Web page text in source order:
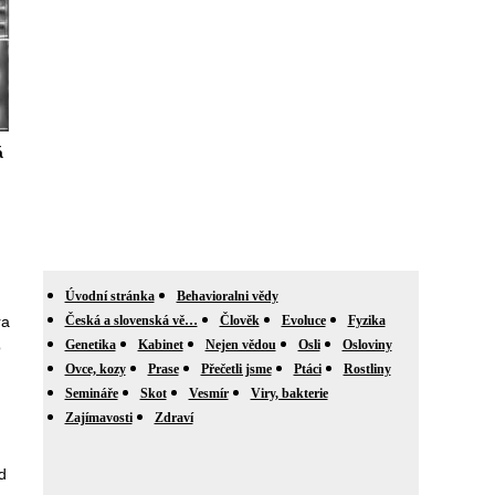
Úvodní stránka
Behavioralni vědy
Česká a slovenská vě…
Člověk Evoluce
Fyzika
Genetika
Kabinet Nejen vědou Osli
Osloviny
Ovce, kozy
Prase Přečetli jsme Ptáci
Rostliny
Semináře
Skot Vesmír
Viry, bakterie
Zajímavosti
Zdraví